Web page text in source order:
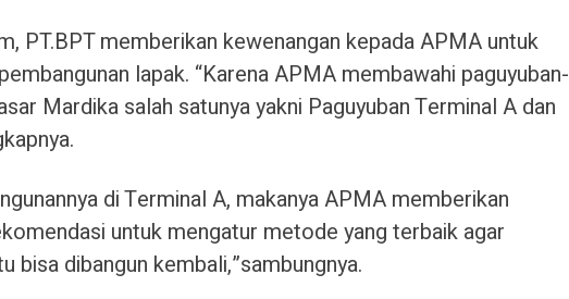
PT.BPT memberikan kewenangan kepada APMA untuk
lapak. “Karena APMA membawahi paguyuban-
Mardika salah satunya yakni Paguyuban Terminal A dan
di Terminal A, makanya APMA memberikan
untuk mengatur metode yang terbaik agar
bisa dibangun kembali,”sambungnya.